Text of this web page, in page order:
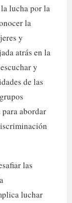
lucha por la
la
y
atrás en la
y
de las
abordar
las
luchar